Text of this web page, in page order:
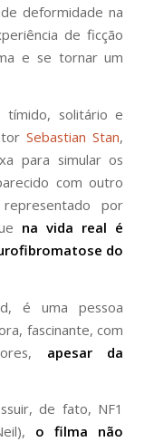
deformidade na
de ficção
e se tornar um
tímido, solitário e
Sebastian Stan,
para simular os
com outro
por
na vida real é
do
é uma pessoa
fascinante, com
apesar da
de fato, NF1
o filma não